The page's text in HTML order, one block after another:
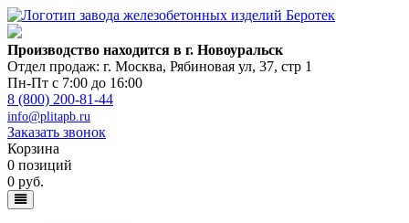
Производство находится в г. Новоуральск
Отдел продаж: г. Москва, Рябиновая ул, 37, стр 1
Пн-Пт с 7:00 до 16:00
8 (800) 200-81-44
info@plitapb.ru
Заказать звонок
Корзина
0 позиций
0 руб.